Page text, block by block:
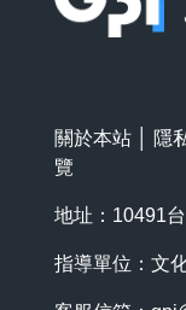
關於本站 隱
覽
地址：10491
指導單位：文